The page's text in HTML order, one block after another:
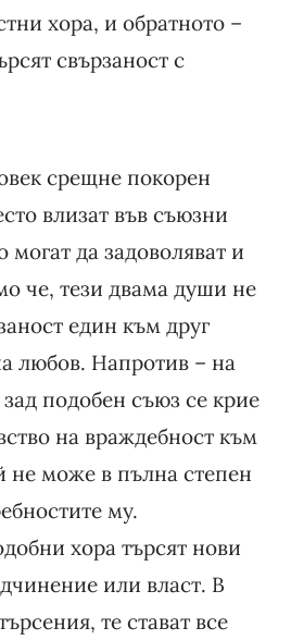
хора, и обратното –
свързаност с
срещне покорен
влизат във съюзни
да задоволяват и
че, тези двама души не
един към друг
любов. Напротив – на
подобен съюз се крие
на враждебност към
не може в пълна степен
му.
хора търсят нови
или власт. В
те стават все